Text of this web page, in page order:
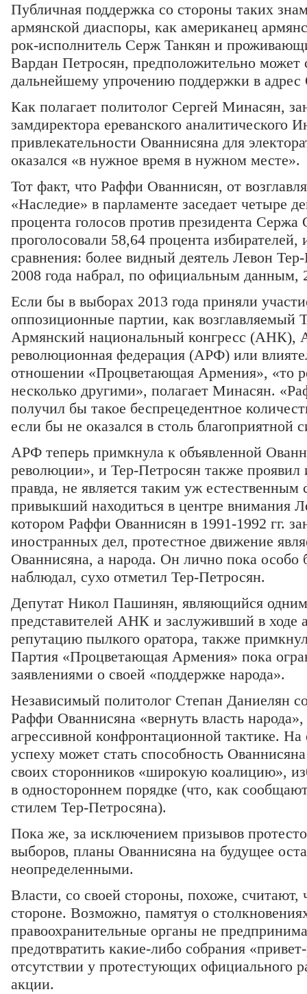
Публичная поддержка со стороны таких
армянской диаспоры, как американец
рок-исполнитель Серж Танкян и
Вардан Петросян, предположительно может
дальнейшему упрочению поддержки в адрес
Как полагает политолог Сергей Минасян,
замдиректора ереванского аналитического
привлекательности Ованнисяна для
оказался «в нужное время в нужном месте».
Тот факт, что Раффи Ованнисян, от
«Наследие» в парламенте заседает четыре
процента голосов против президента Сержа
проголосовали 58,64 процента
сравнения: более видный деятель Левон
2008 года набрал, по официальным данным,
Если бы в выборах 2013 года приняли
оппозиционные партии, как возглавляемый
Армянский национальный конгресс (АНК),
революционная федерация (АРФ) или
отношении «Процветающая Армения», «то
несколько другими», полагает Минасян.
получил бы такое беспрецедентное
если бы не оказался в столь благоприятной
АРФ теперь примкнула к объявленной
революции», и Тер-Петросян также проявил
правда, не является таким уж
привыкший находиться в центре внимания
котором Раффи Ованнисян в 1991-1992 гг.
иностранных дел, протестное движение
Ованнисяна, а народа. Он лично пока особо
наблюдал, сухо отметил Тер-Петросян.
Депутат Никол Пашинян, являющийся
представителей АНК и заслуживший в ходе
репутацию пылкого оратора, также
Партия «Процветающая Армения» пока
заявлениями о своей «поддержке народа».
Независимый политолог Степан Даниелян
Раффи Ованнисяна «вернуть власть
агрессивной конфронтационной тактике. На
успеху может стать способность
своих сторонников «широкую коалицию»,
в одностороннем порядке (что, как
стилем Тер-Петросяна).
Пока же, за исключением призывов
выборов, планы Ованнисяна на будущее
неопределенными.
Власти, со своей стороны, похоже, считают,
стороне. Возможно, памятуя о
правоохранительные органы не
предотвратить какие-либо собрания
отсутствии у протестующих официального
акции.